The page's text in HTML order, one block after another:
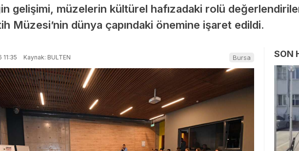
gelişimi, müzelerin kültürel hafızadaki rolü
Müzesi’nin dünya çapındaki önemine işaret edildi.
11:35 Kaynak: BULTEN Bursa SON